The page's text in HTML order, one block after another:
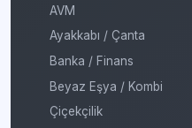
AVM
Ayakkabı / Çanta
Banka / Finans
Beyaz Eşya / Kombi
Çiçekçilik